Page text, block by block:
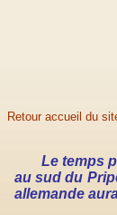
Retour accueil du
Le temps
au sud du
allemande